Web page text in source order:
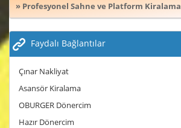
» Profesyonel Sahne ve Platform Kiralama
Faydalı Bağlantılar
Çınar Nakliyat
Asansör Kiralama
OBURGER Dönercim
Hazır Dönercim